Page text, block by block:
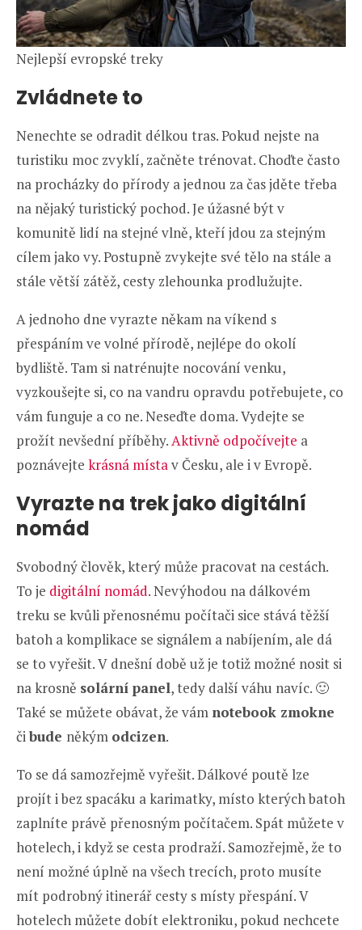
Nejlepší evropské treky
Zvládnete to
Nenechte se odradit délkou tras. Pokud nejste na
turistiku moc zvyklí, začněte trénovat. Choďte často
na procházky do přírody a jednou za čas jděte třeba
na nějaký turistický pochod. Je úžasné být v
komunitě lidí na stejné vlně, kteří jdou za stejným
cílem jako vy. Postupně zvykejte své tělo na stále a
stále větší zátěž, cesty zlehounka prodlužujte.
A jednoho dne vyrazte někam na víkend s
přespáním ve volné přírodě, nejlépe do okolí
bydliště. Tam si natrénujte nocování venku,
vyzkoušejte si, co na vandru opravdu potřebujete, co
vám funguje a co ne. Neseďte doma. Vydejte se
prožít nevšední příběhy.Aktivně odpočívejte a
poznávejte krásná místav Česku, ale i v Evropě.
Vyrazte na trek jako digitální
nomád
Svobodný člověk, který může pracovat na cestách.
To je digitální nomád. Nevýhodou na dálkovém
treku se kvůli přenosnému počítači sice stává těžší
batoh a komplikace se signálem a nabíjením, ale dá
se to vyřešit. V dnešní době už je totiž možné nosit si
na krosně solární panel, tedy další váhu navíc. 🙂
Také se můžete obávat, že vám notebook zmokne
čibude někým odcizen.
To se dá samozřejmě vyřešit. Dálkové poutě lze
projít i bez spacáku a karimatky, místo kterých batoh
zaplníte právě přenosným počítačem. Spát můžete v
hotelech, i když se cesta prodraží. Samozřejmě, že to
není možné úplně na všech trecích, proto musíte
mít podrobný itinerář cesty s místy přespání. V
hotelech můžete dobít elektroniku, pokud nechcete